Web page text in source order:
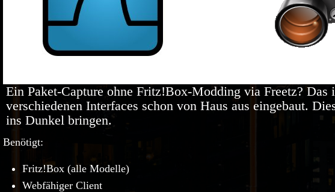
Ein Paket-Capture ohne Fritz!Box-Modding via Freetz?
verschiedenen Interfaces schon von Haus aus eingebaut.
ins Dunkel bringen.
Benötigt:
Fritz!Box (alle Modelle)
Webfähiger Client